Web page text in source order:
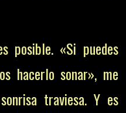
posible. «Si puedes
hacerlo sonar», me
traviesa. Y es